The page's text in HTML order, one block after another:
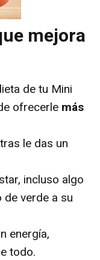
mejora
de tu Mini
ofrecerle más
le das un
incluso algo
verde a su
energía,
todo.